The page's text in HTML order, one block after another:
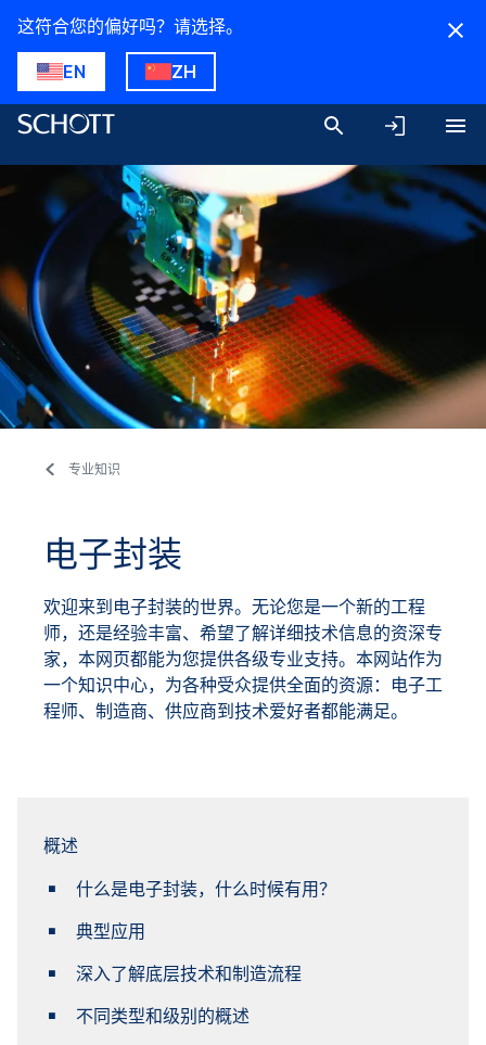
这符合您的偏好吗？请选择。
EN ZH
专业知识
电子封装
欢迎来到电子封装的世界。无论您是一个新的工程
师，还是经验丰富、希望了解详细技术信息的资深专
家，本网页都能为您提供各级专业支持。本网站作为
一个知识中心，为各种受众提供全面的资源：电子工
程师、制造商、供应商到技术爱好者都能满足。
概述
什么是电子封装，什么时候有用？
典型应用
深入了解底层技术和制造流程
不同类型和级别的概述